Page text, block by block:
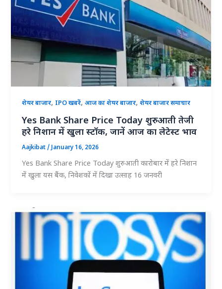
शेयर बाजार, IPO खबरें,आज का शेयर बाजार,शेयर बाजार समाचार
Yes Bank Share Price Today शुरुआती तेजी
हरे निशान में खुला स्टॉक, जानें आज का लेटेस्ट भाव
Aajkibat/January 16, 2026
Yes Bank Share Price Today शुरुआती कारोबार में हरे निशान
में खुला यस बैंक, निवेशकों में दिखा उत्साह 16 जनवरी